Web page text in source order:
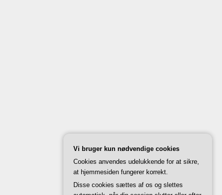
Vi bruger kun nødvendige cookies
Cookies anvendes udelukkende for at sikre,
at hjemmesiden fungerer korrekt.
Disse cookies sættes af os og slettes